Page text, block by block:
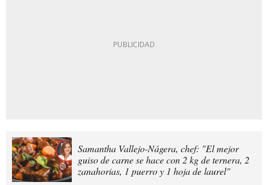
Samantha Vallejo-Nágera, chef: "El mejor
guiso de carne se hace con 2 kg de ternera, 2
zanahorias, 1 puerro y 1 hoja de laurel"